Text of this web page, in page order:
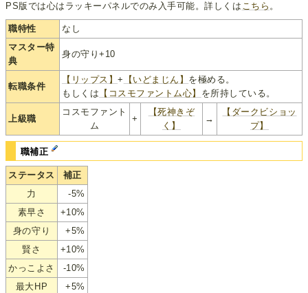
PS版では心はラッキーパネルでのみ入手可能。詳しくは こちら 。
職特性
なし
マスター特
典
身の守り+10
転職条件
【リップス】+ 【いどまじん】 を極める。
もしくは 【コスモファントム心】 を所持している。
上級職
コスモファント
ム
+
【死神きぞ
く】
→
【ダークビショッ
プ】
職補正
ステータス
補正
力
-5%
素早さ
+10%
身の守り
+5%
賢さ
+10%
かっこよさ
-10%
最大HP
+5%